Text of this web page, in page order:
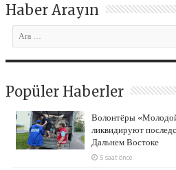
Haber Arayın
Popüler Haberler
Волонтёры
ликвидируют
Дальнем Востоке
5 saat önce